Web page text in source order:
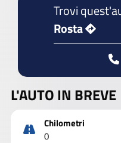
Trovi
Rosta
L'AUTO IN BREVE
Chilometri
0